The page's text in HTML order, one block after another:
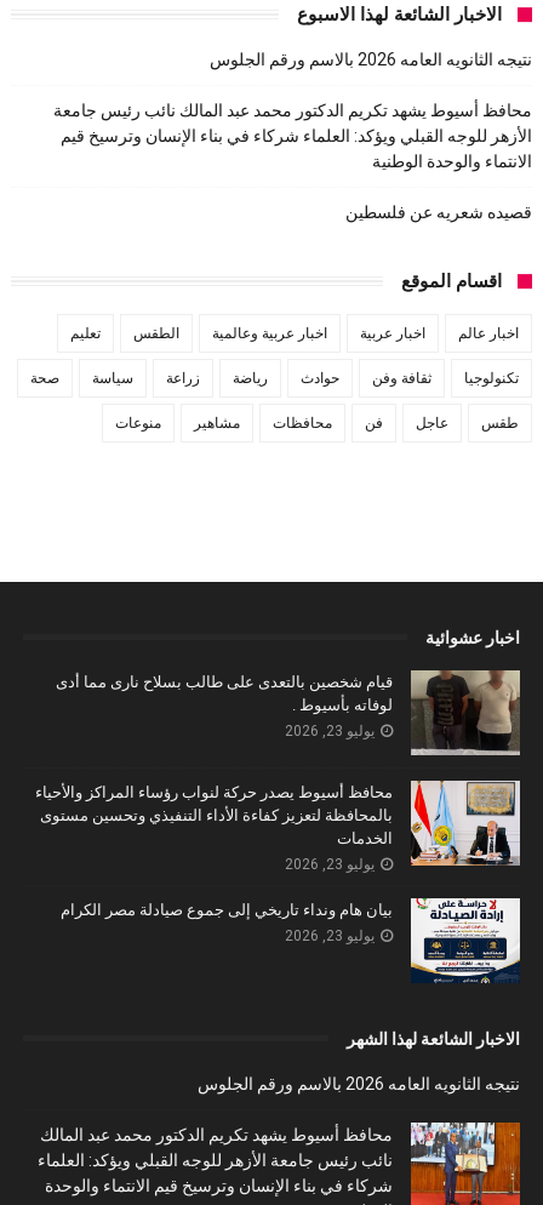
الاخبار الشائعة لهذا الاسبوع
نتيجه الثانويه العامه 2026 بالاسم ورقم الجلوس
محافظ أسيوط يشهد تكريم الدكتور محمد عبد المالك نائب رئيس جامعة
الأزهر للوجه القبلي ويؤكد: العلماء شركاء في بناء الإنسان وترسيخ قيم
الانتماء والوحدة الوطنية
قصيده شعريه عن فلسطين
اقسام الموقع
اخبار عالم اخبار عربية اخبار عربية وعالمية الطقس تعليم
تكنولوجيا ثقافة وفن حوادث رياضة زراعة سياسة صحة
طقس عاجل فن محافظات مشاهير منوعات
اخبار عشوائية
قيام شخصين بالتعدى على طالب بسلاح نارى مما أدى
لوفاته بأسيوط .
يوليو 23, 2026
محافظ أسيوط يصدر حركة لنواب رؤساء المراكز والأحياء
بالمحافظة لتعزيز كفاءة الأداء التنفيذي وتحسين مستوى
الخدمات
يوليو 23, 2026
بيان هام ونداء تاريخي إلى جموع صيادلة مصر الكرام
يوليو 23, 2026
الاخبار الشائعة لهذا الشهر
نتيجه الثانويه العامه 2026 بالاسم ورقم الجلوس
محافظ أسيوط يشهد تكريم الدكتور محمد عبد المالك
نائب رئيس جامعة الأزهر للوجه القبلي ويؤكد: العلماء
شركاء في بناء الإنسان وترسيخ قيم الانتماء والوحدة